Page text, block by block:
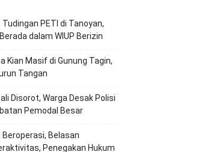
PETI di Tanoyan,
dalam WIUP Berizin
Kian Masif di Gunung Tagin,
Tangan
Disorot, Warga Desak Polisi
Pemodal Besar
Beroperasi, Belasan
Penegakan Hukum